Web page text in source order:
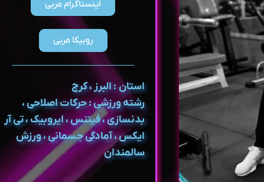
اینستاگرام مربی
روبیکا مربی
استان : البرز ، کرج
رشته ورزشی : حرکات اصلاحی ،
بدنسازی ، فیتنس ، ایروبیک ، تی آر
ایکس ، آمادگی جسمانی ، ورزش
سالمندان